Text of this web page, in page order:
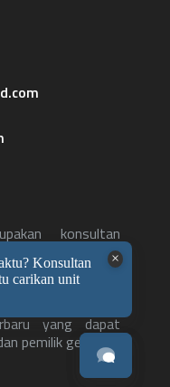
konsultan
yang tepat di
500++ gedung
merupakan
yang dapat
pemilik gedung.